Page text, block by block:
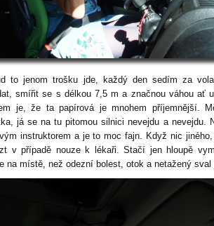
to jenom trošku jde, každý den sedím za
smířit se s délkou 7,5 m a značnou váhou ať
je, že ta papírová je mnohem příjemnější.
já se na tu pitomou silnici nevejdu a nevejdu.
instruktorem a je to moc fajn. Když nic
v případě nouze k lékaři. Stačí jen hloupě
na místě, než odezní bolest, otok a netažený sval